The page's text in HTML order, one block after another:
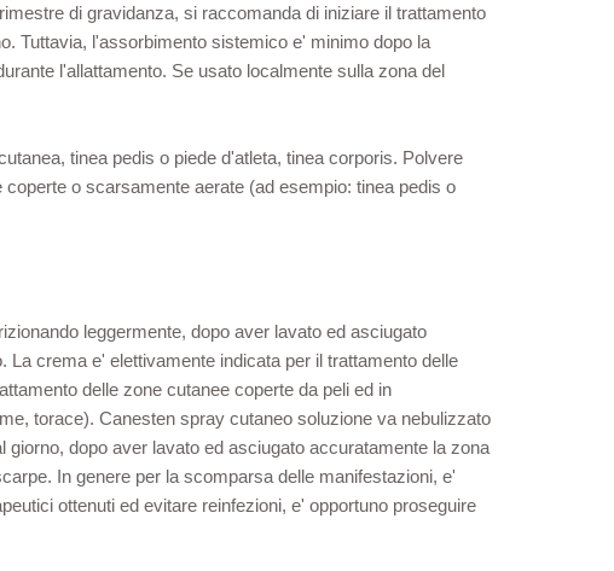
di gravidanza, si raccomanda di iniziare il trattamento
Tuttavia, l'assorbimento sistemico e' minimo dopo la
l'allattamento. Se usato localmente sulla zona del
tinea pedis o piede d'atleta, tinea corporis. Polvere
o scarsamente aerate (ad esempio: tinea pedis o
leggermente, dopo aver lavato ed asciugato
crema e' elettivamente indicata per il trattamento delle
delle zone cutanee coperte da peli ed in
torace). Canesten spray cutaneo soluzione va nebulizzato
dopo aver lavato ed asciugato accuratamente la zona
In genere per la scomparsa delle manifestazioni, e'
ottenuti ed evitare reinfezioni, e' opportuno proseguire